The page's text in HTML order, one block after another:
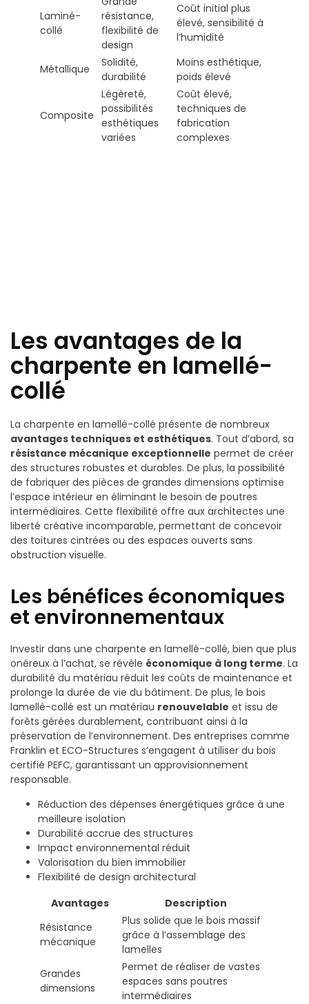
Laminé-
collé
résistance,
flexibilité de
design
Coût initial plus
élevé, sensibilité à
l’humidité
Métallique
Solidité,
durabilité
Moins esthétique,
poids élevé
Composite
Légèreté,
possibilités
esthétiques
variées
Coût élevé,
techniques de
fabrication
complexes
Les avantages de la
charpente en lamellé-
collé
La charpente en lamellé-collé présente de nombreux
avantages techniques et esthétiques. Tout d’abord, sa
résistance mécanique exceptionnelle permet de créer
des structures robustes et durables. De plus, la possibilité
de fabriquer des pièces de grandes dimensions optimise
l’espace intérieur en éliminant le besoin de poutres
intermédiaires. Cette flexibilité offre aux architectes une
liberté créative incomparable, permettant de concevoir
des toitures cintrées ou des espaces ouverts sans
obstruction visuelle.
Les bénéfices économiques
et environnementaux
Investir dans une charpente en lamellé-collé, bien que plus
onéreux à l’achat, se révèle économique à long terme. La
durabilité du matériau réduit les coûts de maintenance et
prolonge la durée de vie du bâtiment. De plus, le bois
lamellé-collé est un matériau renouvelable et issu de
forêts gérées durablement, contribuant ainsi à la
préservation de l’environnement. Des entreprises comme
Franklin et ECO-Structures s’engagent à utiliser du bois
certifié PEFC, garantissant un approvisionnement
responsable.
Réduction des dépenses énergétiques grâce à une
meilleure isolation
Durabilité accrue des structures
Impact environnemental réduit
Valorisation du bien immobilier
Flexibilité de design architectural
Avantages
Description
Résistance
mécanique
Plus solide que le bois massif
grâce à l’assemblage des
lamelles
Grandes
dimensions
Permet de réaliser de vastes
espaces sans poutres
intermédiaires